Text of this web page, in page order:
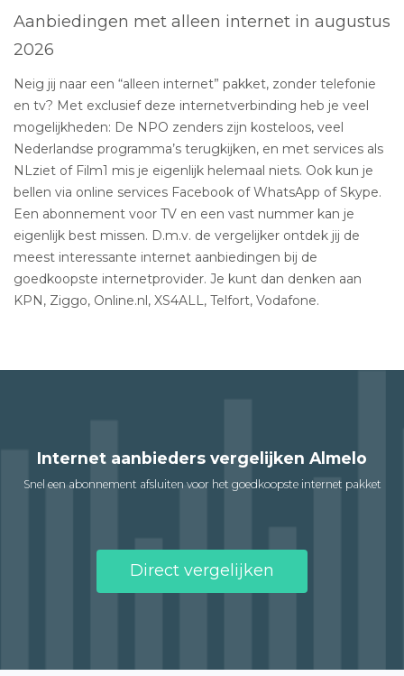
Aanbiedingen met alleen internet in augustus
2026
Neig jij naar een “alleen internet” pakket, zonder telefonie
en tv? Met exclusief deze internetverbinding heb je veel
mogelijkheden: De NPO zenders zijn kosteloos, veel
Nederlandse programma’s terugkijken, en met services als
NLziet of Film1 mis je eigenlijk helemaal niets. Ook kun je
bellen via online services Facebook of WhatsApp of Skype.
Een abonnement voor TV en een vast nummer kan je
eigenlijk best missen. D.m.v. de vergelijker ontdek jij de
meest interessante internet aanbiedingen bij de
goedkoopste internetprovider. Je kunt dan denken aan
KPN, Ziggo, Online.nl, XS4ALL, Telfort, Vodafone.
Internet aanbieders vergelijken Almelo
Snel een abonnement afsluiten voor het goedkoopste internet pakket
Direct vergelijken